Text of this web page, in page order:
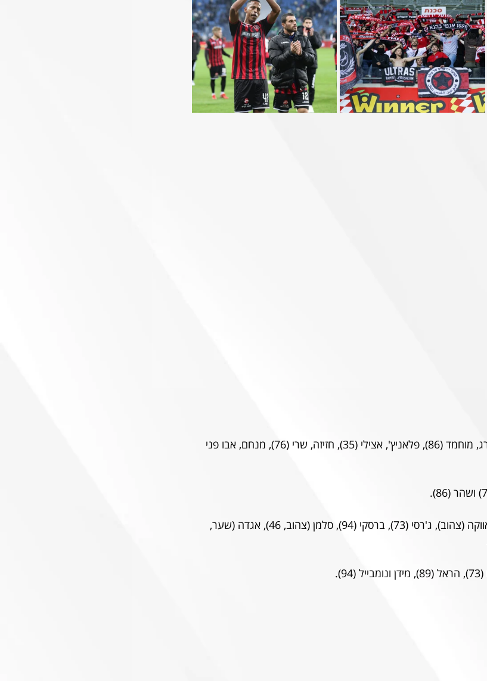
כהן, סטריין (59), גולדברג, מוחמד (86), פלאניץ', אצילי (35), חזיזה, שרי (76), מנחם, אבו פני
אדליי, יאו, מלמוד, אווקה (צהוב), ג'רסי (73), ברסקי (94), סלמן (צהוב, 46), אגדה (שער,